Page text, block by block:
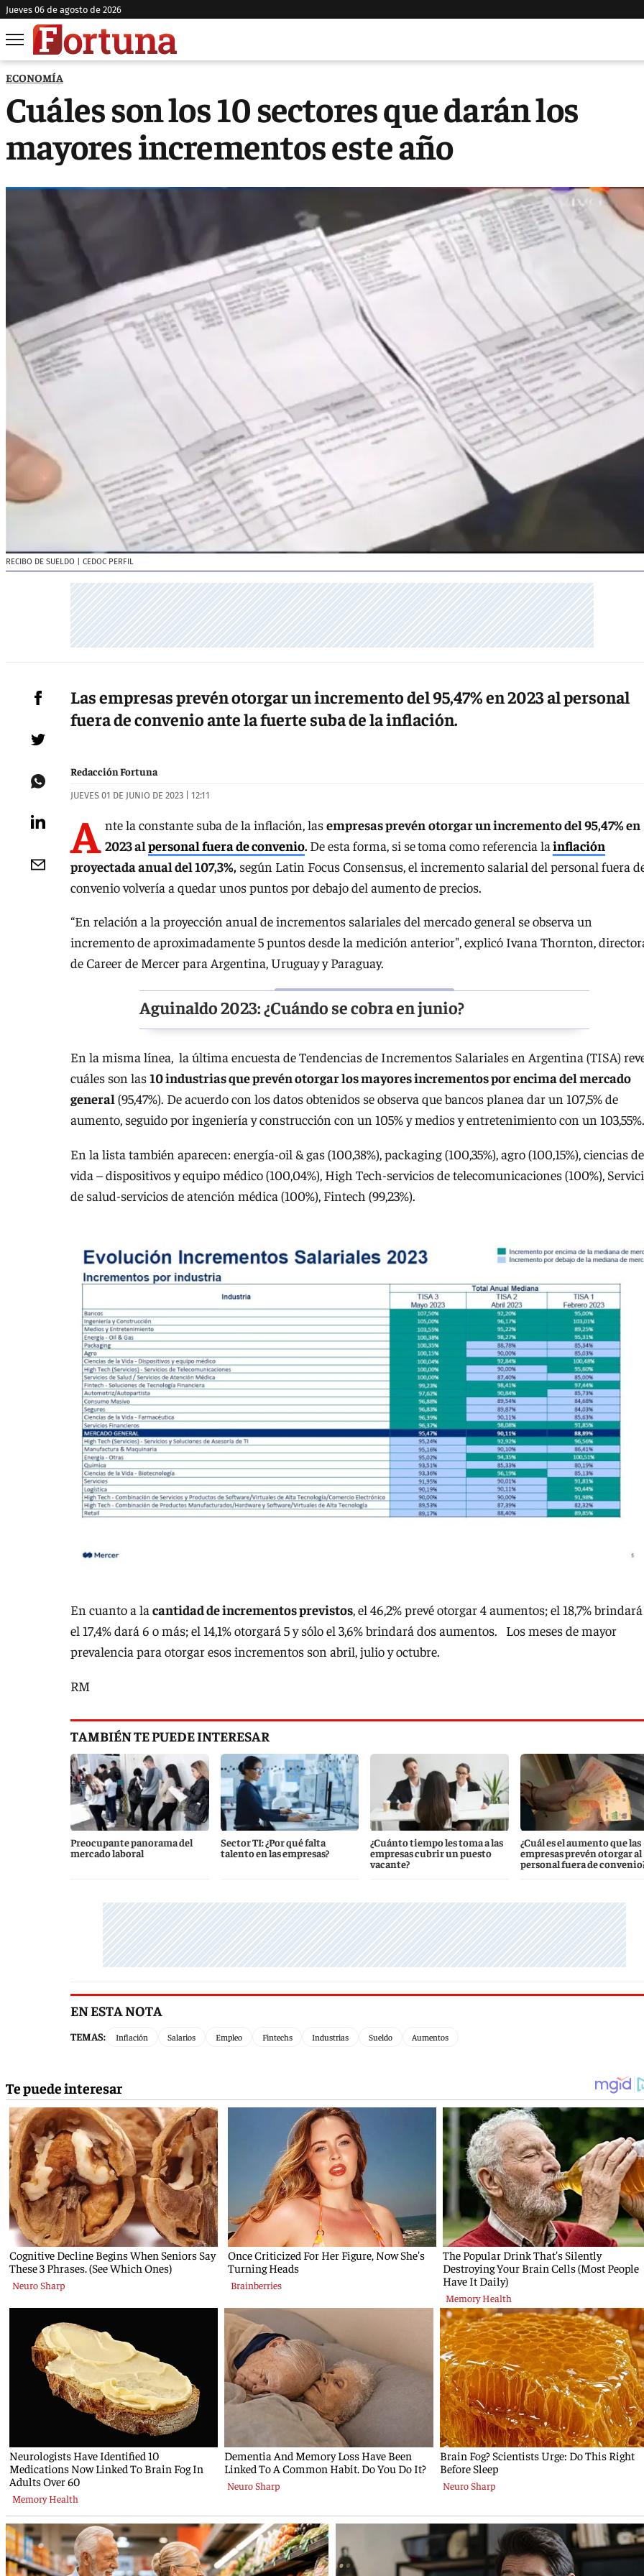
jueves 06 de agosto de 2026
ECONOMÍA
Cuáles son los 10 sectores que darán los
mayores incrementos este año
RECIBO DE SUELDO | CEDOC PERFIL
Las empresas prevén otorgar un incremento del 95,47% en 2023 al personal
fuera de convenio ante la fuerte suba de la inflación.
Redacción Fortuna
JUEVES 01 DE JUNIO DE 2023 | 12:11
A nte la constante suba de la inflación, lasempresas prevénotorgar un incremento del 95,47% en
2023 alpersonal fuera de convenio.De esta forma, si setoma como referencia lainflación
proyectada anual del 107,3%, según Latin Focus Consensus, el incremento salarial del personal fuera
convenio volvería a quedar unos puntos por debajo del aumento de precios.
“En relación a la proyección anual de incrementos salariales del mercado general se observa un
incremento de aproximadamente 5 puntos desde la medición anterior", explicó Ivana Thornton,
de Career de Mercer para Argentina, Uruguay y Paraguay.
Aguinaldo 2023: ¿Cuándo se cobra en junio?
En la misma línea, la última encuesta de Tendencias de Incrementos Salariales en Argentina (TISA)
cuáles son las10 industrias que prevén otorgar los mayores incrementos por encima del mercado
general (95,47%). De acuerdo con los datos obtenidos se observa que bancos planea dar un 107,5% de
aumento, seguido por ingeniería y construcción con un 105% y medios y entretenimiento con un 103,55%.
En la lista también aparecen: energía-oil & gas (100,38%), packaging (100,35%), agro (100,15%), ciencias
vida – dispositivos y equipo médico (100,04%), High Tech-servicios de telecomunicaciones (100%),
de salud-servicios de atención médica (100%), Fintech (99,23%).
En cuanto a la cantidad de incrementos previstos, el 46,2% prevé otorgar 4 aumentos; el 18,7% brindará
el 17,4% dará 6 o más; el 14,1% otorgará 5 y sólo el 3,6% brindará dos aumentos. Los meses de mayor
prevalencia para otorgar esos incrementos son abril, julio y octubre.
RM
TAMBIÉN TE PUEDE INTERESAR
Preocupante panorama del
mercado laboral
Sector TI: ¿Por qué falta
talento en las empresas?
¿Cuánto tiempo les toma a las
empresas cubrir un puesto
vacante?
¿Cuál es el aumento que las
empresas prevén otorgar al
personal fuera de
EN ESTA NOTA
TEMAS: Inflación Salarios Empleo Fintechs Industrias Sueldo Aumentos